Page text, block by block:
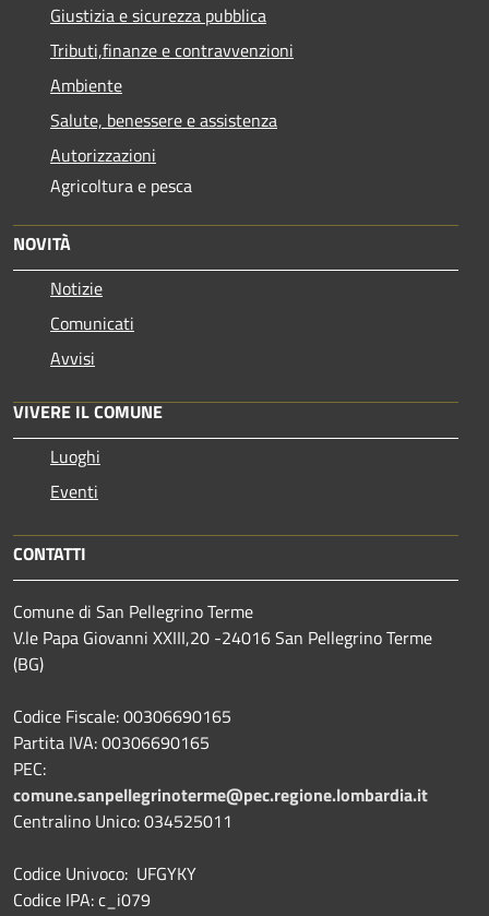
Giustizia e sicurezza pubblica
Tributi,finanze e contravvenzioni
Ambiente
Salute, benessere e assistenza
Autorizzazioni
Agricoltura e pesca
NOVITÀ
Notizie
Comunicati
Avvisi
VIVERE IL COMUNE
Luoghi
Eventi
CONTATTI
Comune di San Pellegrino Terme
V.le Papa Giovanni XXIII,20 -24016 San Pellegrino Terme
(BG)
Codice Fiscale: 00306690165
Partita IVA: 00306690165
PEC:
comune.sanpellegrinoterme@pec.regione.lombardia.it
Centralino Unico: 034525011
Codice Univoco: UFGYKY
Codice IPA: c_i079